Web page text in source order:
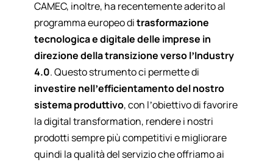
CAMEC, inoltre, ha recentemente aderito al
programma europeo ditrasformazione
tecnologica e digitale delle imprese in
direzione della transizione verso l’Industry
4.0. Questo strumento ci permette di
investire nell’efficientamento del nostro
sistema produttivo, con l’obiettivo di favorire
la digital transformation, rendere i nostri
prodotti sempre più competitivi e migliorare
quindi la qualità del servizio che offriamo ai